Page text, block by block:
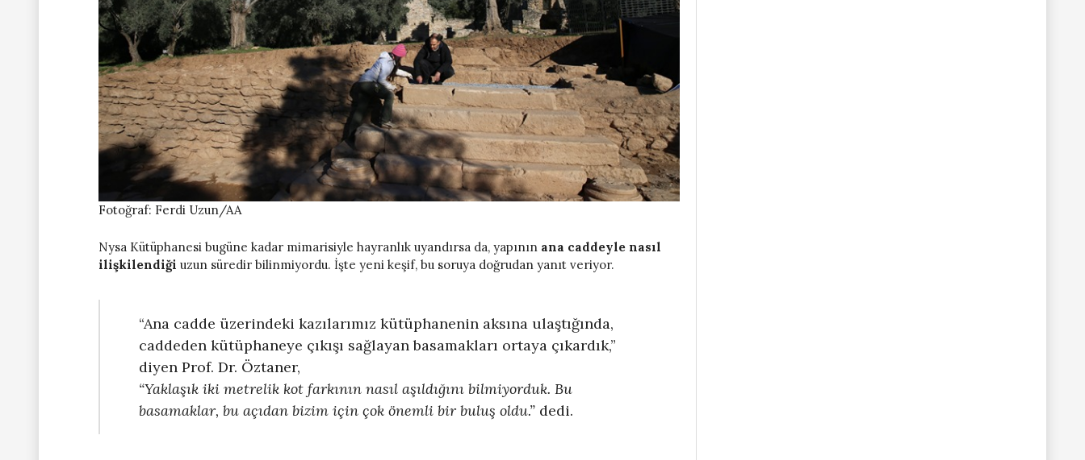
Fotoğraf: Ferdi Uzun/AA
Nysa Kütüphanesi bugüne kadar mimarisiyle hayranlık uyandırsa da, yapının ana caddeyle nasıl
ilişkilendiği uzun süredir bilinmiyordu. İşte yeni keşif, bu soruya doğrudan yanıt veriyor.
“Ana cadde üzerindeki kazılarımız kütüphanenin aksına ulaştığında,
caddeden kütüphaneye çıkışı sağlayan basamakları ortaya çıkardık,”
diyen Prof. Dr. Öztaner,
“Yaklaşık iki metrelik kot farkının nasıl aşıldığını bilmiyorduk. Bu
basamaklar, bu açıdan bizim için çok önemli bir buluş oldu.” dedi.